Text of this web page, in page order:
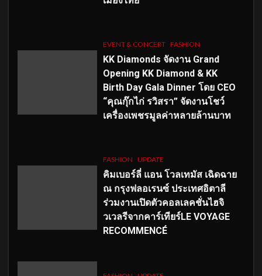
EVENT & CONCERT FASHION
KK Diamonds จัดงาน Grand
Opening KK Diamond & KK
Birth Day Gala Dinner โดย CEO
“คุณกุ๊กไก่ รวิสรา” จัดงานโชว์
เครื่องเพชรมูลค่าหลายล้านบาท
FASHION UPDATE
คิมเบอร์ลี่ แอน โวลเทมัส เฉิดฉาย
ณ กรุงฟลอเรนซ์ ประเทศอิตาลี
ร่วมงานเปิดตัวคอลเลคชั่นไฮจิ
วเวลรีจากคาร์เทียร์LE VOYAGE
RECOMMENCÉ